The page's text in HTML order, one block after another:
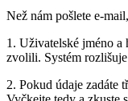
Než nám pošlete e-
1. Uživatelské jméno a
zvolili. Systém
2. Pokud údaje zadáte